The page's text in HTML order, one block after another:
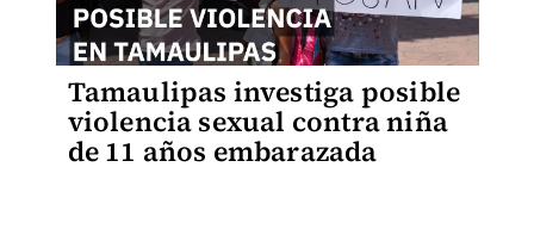
Tamaulipas investiga posible
violencia sexual contra niña
de 11 años embarazada